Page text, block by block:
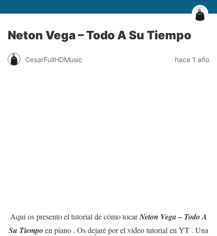
Neton Vega – Todo A Su Tiempo
CesarFullHDMusic hace 1 año
Aquí os presento el tutorial de cómo tocarNeton Vega – Todo A
Su Tiempo en piano . Os dejaré por el vídeo tutorial en YT . Una